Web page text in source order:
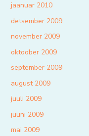
jaanuar 2010
detsember 2009
november 2009
oktoober 2009
september 2009
august 2009
juuli 2009
juuni 2009
mai 2009